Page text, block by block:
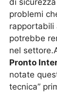
di
problemi
rapportabili
potrebbe
nel
Pronto
notate
tecnica”